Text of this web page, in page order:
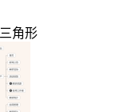
三角形